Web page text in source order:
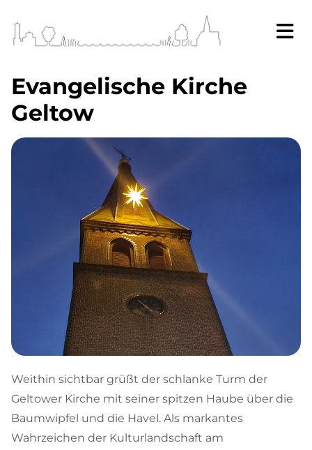
Evangelische Kirche
Geltow
Weithin sichtbar grüßt der schlanke Turm der
Geltower Kirche mit seiner spitzen Haube über die
Baumwipfel und die Havel. Als markantes
Wahrzeichen der Kulturlandschaft am